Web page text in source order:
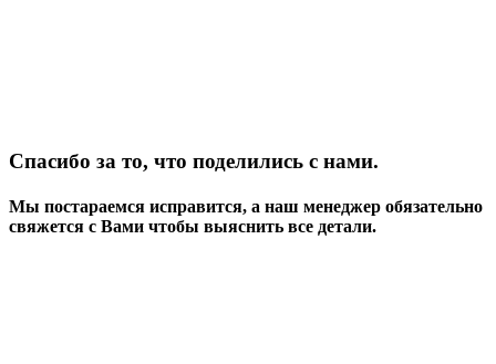
Спасибо за то, что поделились с нами.
Мы постараемся исправится, а наш менеджер обязательно
свяжется с Вами чтобы выяснить все детали.